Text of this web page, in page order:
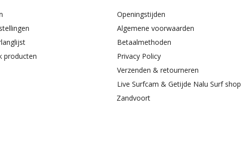
producten
Openingstijden
Algemene voorwaarden
Betaalmethoden
Privacy Policy
Verzenden & retourneren
Live Surfcam & Getijde Nalu Surf shop
Zandvoort